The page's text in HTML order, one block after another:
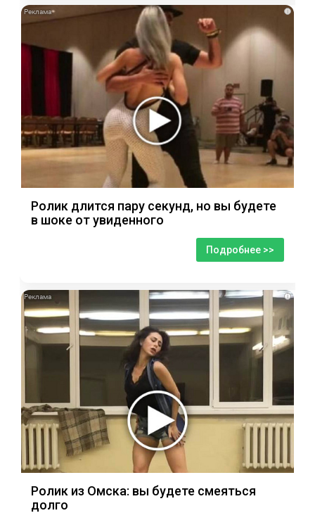
i
Ролик длится пару секунд, но вы будете
в шоке от увиденного
Подробнее >>
i
Ролик из Омска: вы будете смеяться
долго